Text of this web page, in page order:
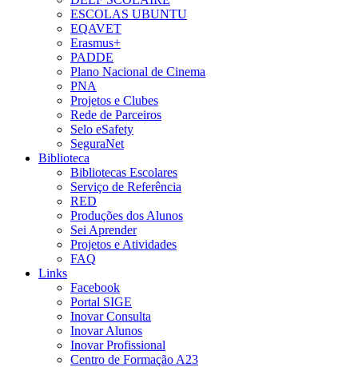
ESCOLAS UBUNTU
EQAVET
Erasmus+
PADDE
Plano Nacional de Cinema
PNA
Projetos e Clubes
Rede de Parceiros
Selo eSafety
SeguraNet
Biblioteca
Bibliotecas Escolares
Serviço de Referência
RED
Produções dos Alunos
Sei Aprender
Projetos e Atividades
FAQ
Links
Facebook
Portal SIGE
Inovar Consulta
Inovar Alunos
Inovar Profissional
Centro de Formação A23